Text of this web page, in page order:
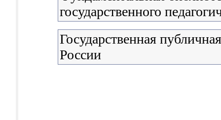
государственного
Государственная
России